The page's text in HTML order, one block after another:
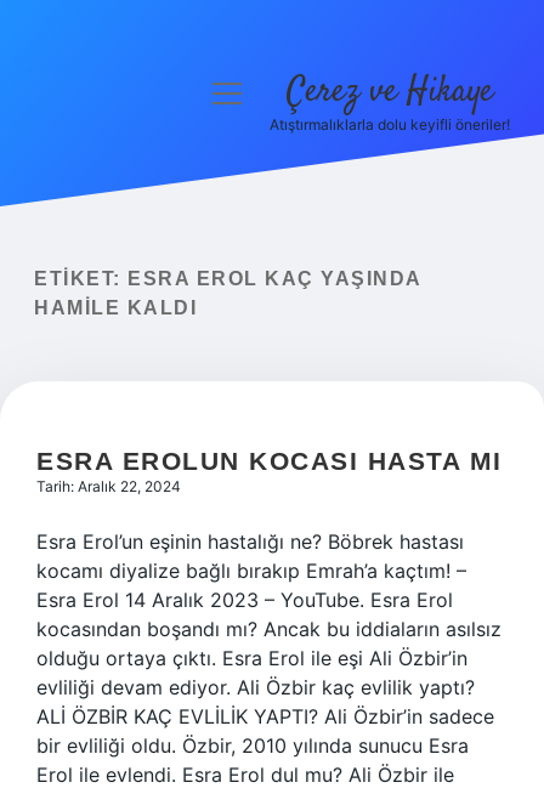
Yasal Uyarı
menüyü Çerez ve Hikaye
Atıştırmalıklarla dolu keyifli öneriler!
ETIKET:
ESRA EROL KAÇ YAŞINDA
HAMILE KALDI
ESRA EROLUN KOCASI HASTA MI
Tarih: Aralık 22, 2024
Esra Erol’un eşinin hastalığı ne? Böbrek hastası
kocamı diyalize bağlı bırakıp Emrah’a kaçtım! –
Esra Erol 14 Aralık 2023 – YouTube. Esra Erol
kocasından boşandı mı? Ancak bu iddiaların asılsız
olduğu ortaya çıktı. Esra Erol ile eşi Ali Özbir’in
evliliği devam ediyor. Ali Özbir kaç evlilik yaptı?
ALİ ÖZBİR KAÇ EVLİLİK YAPTI? Ali Özbir’in sadece
bir evliliği oldu. Özbir, 2010 yılında sunucu Esra
Erol ile evlendi. Esra Erol dul mu? Ali Özbir ile